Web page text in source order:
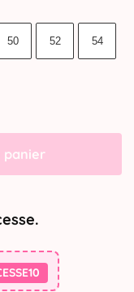
50 52 54
panier